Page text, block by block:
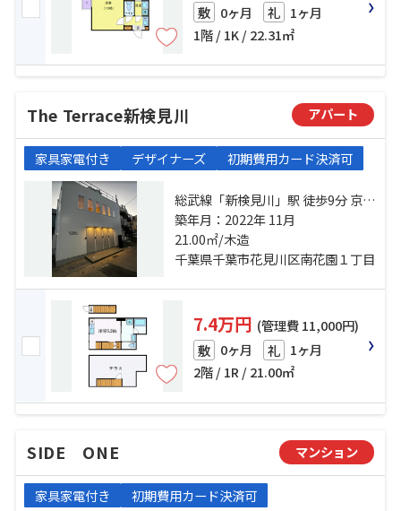
敷 0ヶ月 礼 1ヶ月
1階 / 1K / 22.31㎡
The Terrace新検見川 アパート
家具家電付き デザイナーズ 初期費用カード決済可
総武線「新検見川」駅 徒歩9分 京成
千葉線「検見川」駅 徒歩17分 京成
千葉線「京成稲毛」駅 徒歩25分
築年月：2022年 11月
21.00㎡/木造
千葉県千葉市花見川区南花園１丁目
7.4万円 (管理費 11,000円)
敷 0ヶ月 礼 1ヶ月
2階 / 1R / 21.00㎡
SIDE ONE マンション
家具家電付き 初期費用カード決済可